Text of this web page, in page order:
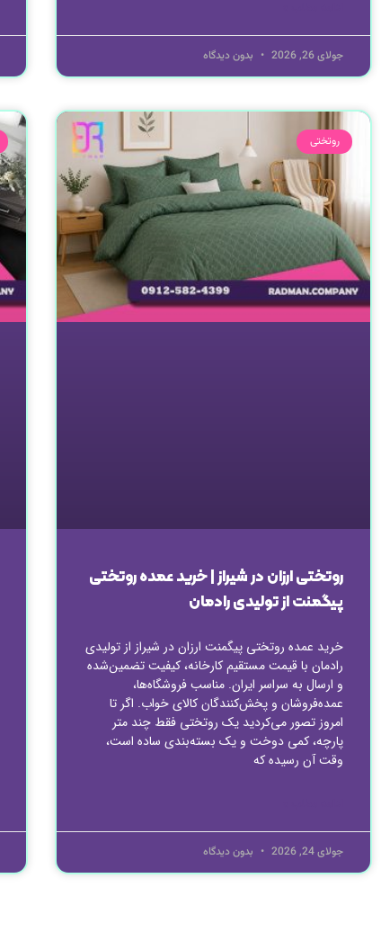
جولای 26, 2026 بدون دیدگاه
روتختی
روتختی ارزان در شیراز | خرید عمده روتختی
پیگمنت از تولیدی رادمان
خرید عمده روتختی پیگمنت ارزان در شیراز از تولیدی
رادمان با قیمت مستقیم کارخانه، کیفیت تضمین‌شده
و ارسال به سراسر ایران. مناسب فروشگاه‌ها،
عمده‌فروشان و پخش‌کنندگان کالای خواب. اگر تا
امروز تصور می‌کردید یک روتختی فقط چند متر
پارچه، کمی دوخت و یک بسته‌بندی ساده است،
وقت آن رسیده که
جولای 24, 2026 بدون دیدگاه